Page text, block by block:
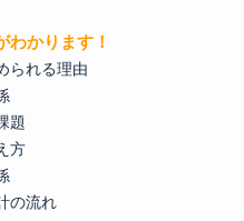
わかります！
られる理由
題
方
の流れ